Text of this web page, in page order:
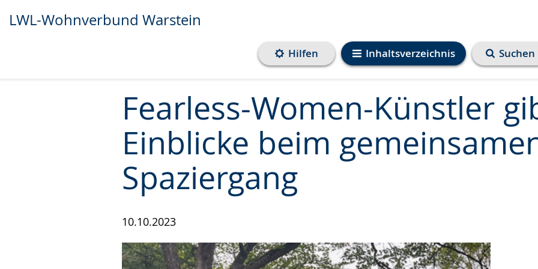
LWL-Wohnverbund Warstein
Inhaltsverzeichnis
Hilfen Suchen
Fearless-Women-Künstler
Einblicke beim
Spaziergang
10.10.2023